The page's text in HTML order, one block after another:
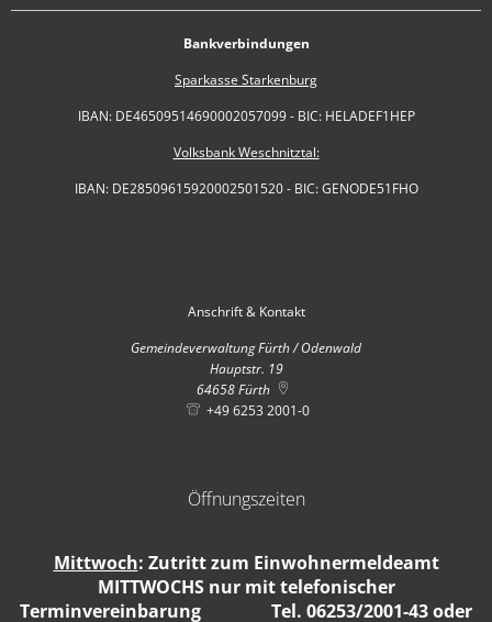
Bankverbindungen
Sparkasse Starkenburg
IBAN: DE46509514690002057099 - BIC: HELADEF1HEP
Volksbank Weschnitztal:
IBAN: DE28509615920002501520 - BIC: GENODE51FHO
Anschrift & Kontakt
Gemeindeverwaltung Fürth / Odenwald
Hauptstr. 19
64658 Fürth
+49 6253 2001-0
Öffnungszeiten
Mittwoch: Zutritt zum Einwohnermeldeamt
MITTWOCHS nur mit telefonischer
Terminvereinbarung Tel. 06253/2001-43 oder